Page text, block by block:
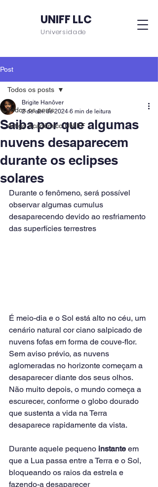
UNIFF LLC
Universidade
Post
Todos os posts
Artigo Acadêmico UNIFF
Todos os posts
Saiba por que algumas
nuvens desaparecem
durante os eclipses
solares
Brigite Hanôver
2 de abr. de 2024 6 min de leitura
Durante o fenômeno, será possível
observar algumas cumulus
desaparecendo devido ao resfriamento
das superfícies terrestres
É meio-dia e o Sol está alto no céu, um
cenário natural cor ciano salpicado de
nuvens fofas em forma de couve-flor.
Sem aviso prévio, as nuvens
aglomeradas no horizonte começam a
desaparecer diante dos seus olhos.
Não muito depois, o mundo começa a
escurecer, conforme o globo dourado
que sustenta a vida na Terra
desaparece rapidamente da vista.
Durante aquele pequeno instante em
que a Lua passa entre a Terra e o Sol,
bloqueando os raios da estrela e
fazendo-a desaparecer